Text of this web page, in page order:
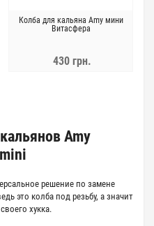
Колба для кальяна Amy мини
Витасфера
430 грн.
Amy
решение по замене
это колба под резьбу, а значит
хукка.